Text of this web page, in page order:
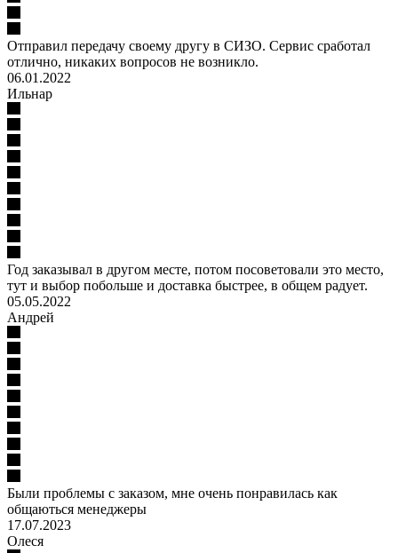
Отправил передачу своему другу в СИЗО. Сервис сработал
отлично, никаких вопросов не возникло.
06.01.2022
Ильнар
Год заказывал в другом месте, потом посоветовали это место,
тут и выбор побольше и доставка быстрее, в общем радует.
05.05.2022
Андрей
Были проблемы с заказом, мне очень понравилась как
общаються менеджеры
17.07.2023
Олеся